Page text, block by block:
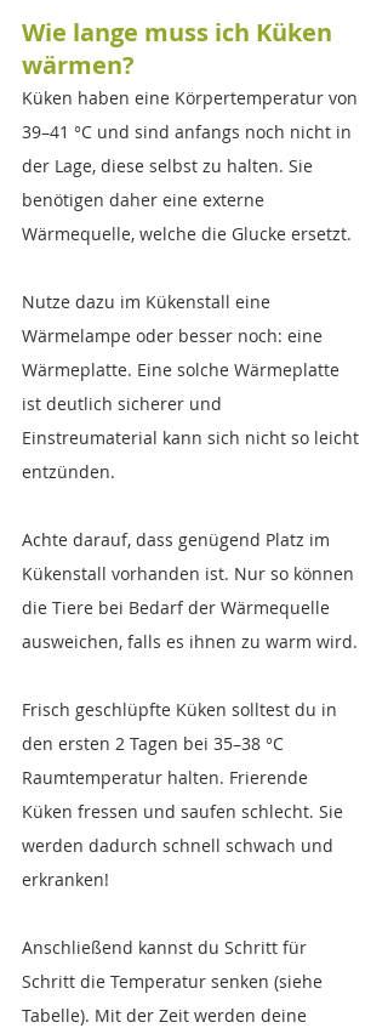
Wie lange muss ich Küken
wärmen?
Küken haben eine Körpertemperatur von
39–41 °C und sind anfangs noch nicht in
der Lage, diese selbst zu halten. Sie
benötigen daher eine externe
Wärmequelle, welche die Glucke ersetzt.
Nutze dazu im Kükenstall eine
Wärmelampe oder besser noch: eine
Wärmeplatte. Eine solche Wärmeplatte
ist deutlich sicherer und
Einstreumaterial kann sich nicht so leicht
entzünden.
Achte darauf, dass genügend Platz im
Kükenstall vorhanden ist. Nur so können
die Tiere bei Bedarf der Wärmequelle
ausweichen, falls es ihnen zu warm wird.
Frisch geschlüpfte Küken solltest du in
den ersten 2 Tagen bei 35–38 °C
Raumtemperatur halten. Frierende
Küken fressen und saufen schlecht. Sie
werden dadurch schnell schwach und
erkranken!
Anschließend kannst du Schritt für
Schritt die Temperatur senken (siehe
Tabelle). Mit der Zeit werden deine